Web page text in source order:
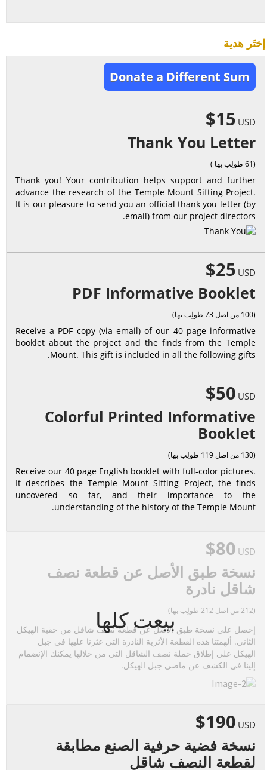
إختَر هدية
Donate a Different Sum
$15 USD
Thank You Letter
(61 طولِب بها )
Thank you! Your contribution helps support and further
advance the research of the Temple Mount Sifting Project.
It is our pleasure to send you an official thank you letter (by
email) from our project directors.
$25 USD
PDF Informative Booklet
(100 من اصل 73 طولِب بها)
Receive a PDF copy (via email) of our 40 page informative
booklet about the project and the finds from the Temple
Mount. This gift is included in all the following gifts.
$50 USD
Colorful Printed Informative
Booklet
(130 من اصل 119 طولِب بها)
Receive our 40 page English booklet with full-color pictures.
It describes the Temple Mount Sifting Project, the finds
uncovered so far, and their importance to the
understanding of the history of the Temple Mount.
بيعت كلها
$80 USD
نسخة طبق الأصل عن قطعة نصف
شاقل نادرة
(212 من اصل 212 طولِب بها)
إحصل على نسخة طبق الأصل عن قطعة نصف شاقل من حقبة الهيكل
الثاني. ألهمتنا هذه القطعة الأثرية النادرة التي عثرنا عليها في جبل
الهيكل على إطلاق حملة نصف الشاقل التي من خلالها يمكنك الإنضمام
إلينا في الكشف عن ماضي جبل الهيكل.
$190 USD
نسخة فضية حرفية الصنع مطابقة
لقطعة النصف شاقل